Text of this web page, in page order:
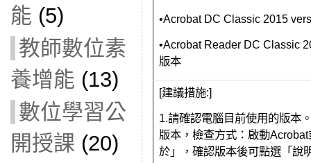
能 (5)
教師數位素
養增能 (13)
數位學習公
開授課 (20)
•Acrobat DC Classic 2015
•Acrobat Reader DC Classic
版本
[建議措施:]
1.請確認電腦目前使用的版本
版本，檢查方式： 啟動
於」
，確認版本後可點選「